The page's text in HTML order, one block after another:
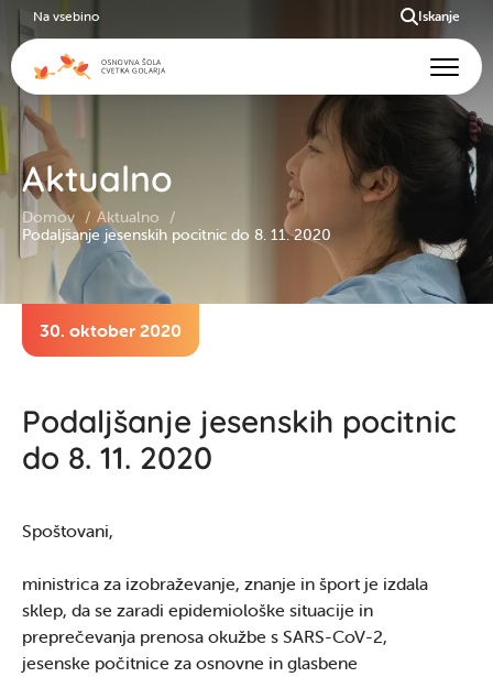
Aktualno
Domov
Aktualno
Podaljšanje jesenskih pocitnic do 8. 11. 2020
30. oktober 2020
Podaljšanje jesenskih pocitnic
do 8. 11. 2020
Spoštovani,
ministrica za izobraževanje, znanje in šport je izdala
sklep, da se zaradi epidemiološke situacije in
preprečevanja prenosa okužbe s SARS-CoV-2,
jesenske počitnice za osnovne in glasbene
Na vsebino Iskanje